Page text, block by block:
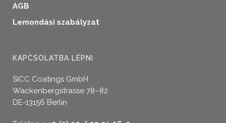
AGB
Lemondási szabályzat
KAPCSOLATBA LÉPNI
SICC Coatings GmbH
Wackenbergstrasse 78–82
DE-13156 Berlin